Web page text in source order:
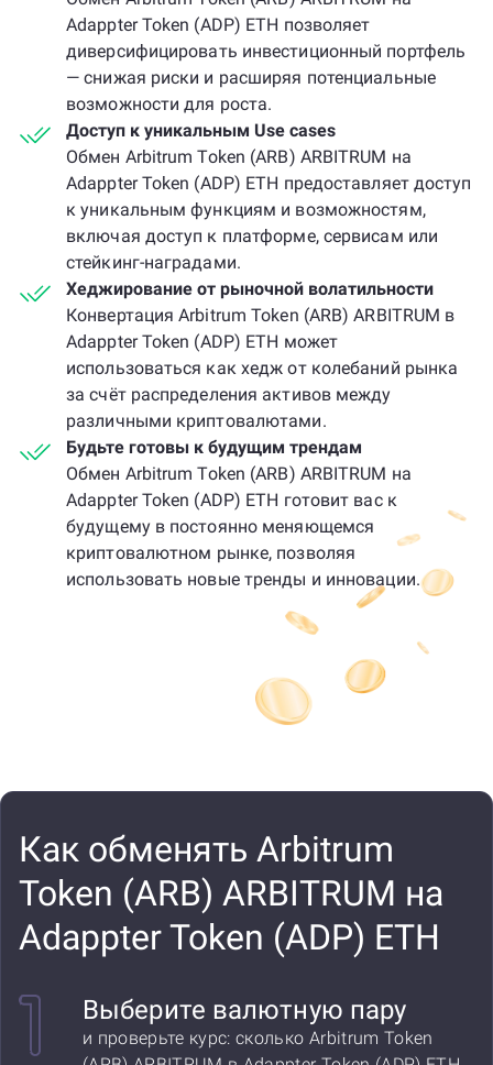
Adappter Token (ADP) ETH позволяет
диверсифицировать инвестиционный портфель
— снижая риски и расширяя потенциальные
возможности для роста.
Доступ к уникальным Use cases
Обмен Arbitrum Token (ARB) ARBITRUM на
Adappter Token (ADP) ETH предоставляет доступ
к уникальным функциям и возможностям,
включая доступ к платформе, сервисам или
стейкинг-наградами.
Хеджирование от рыночной волатильности
Конвертация Arbitrum Token (ARB) ARBITRUM в
Adappter Token (ADP) ETH может
использоваться как хедж от колебаний рынка
за счёт распределения активов между
различными криптовалютами.
Будьте готовы к будущим трендам
Обмен Arbitrum Token (ARB) ARBITRUM на
Adappter Token (ADP) ETH готовит вас к
будущему в постоянно меняющемся
криптовалютном рынке, позволяя
использовать новые тренды и инновации.
Как обменять Arbitrum
Token (ARB) ARBITRUM на
Adappter Token (ADP) ETH
Выберите валютную пару
и проверьте курс: сколько Arbitrum Token